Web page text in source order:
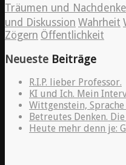
Träumen und
und Diskussion Wahrheit
Zögern Öffentlichkeit
Neueste Beiträge
R.I.P. lieber Professor.
KI und Ich. Mein
Wittgenstein,
Betreutes Denken.
Heute mehr denn je: